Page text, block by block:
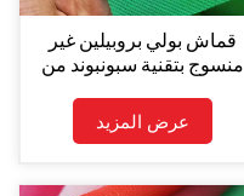
قماش بولي بروبيلين غير
منسوج بتقنية سبونبوند من
الأصلية
عرض المزيد